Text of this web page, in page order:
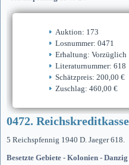
Auktion: 173
Losnummer: 0471
Erhaltung: Vorzüglich
Literaturnummer: 618
Schätzpreis: 200,00 €
Zuschlag: 460,00 €
0472. Reichskreditkasse
5 Reichspfennig 1940 D. Jaeger 618.
Besetzte Gebiete - Kolonien - Danzig